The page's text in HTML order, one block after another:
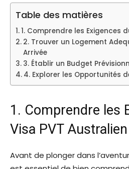
Table des matières
1. Comprendre les Exigences
2. Trouver un Logement
Arrivée
3. Établir un Budget
4. Explorer les Opportunités
1. Comprendre les
Visa PVT Australien
Avant de plonger dans